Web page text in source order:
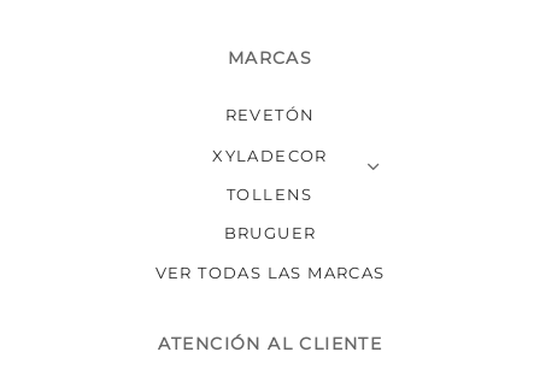
MARCAS
REVETÓN
XYLADECOR
TOLLENS
BRUGUER
VER TODAS LAS MARCAS
ATENCIÓN AL CLIENTE